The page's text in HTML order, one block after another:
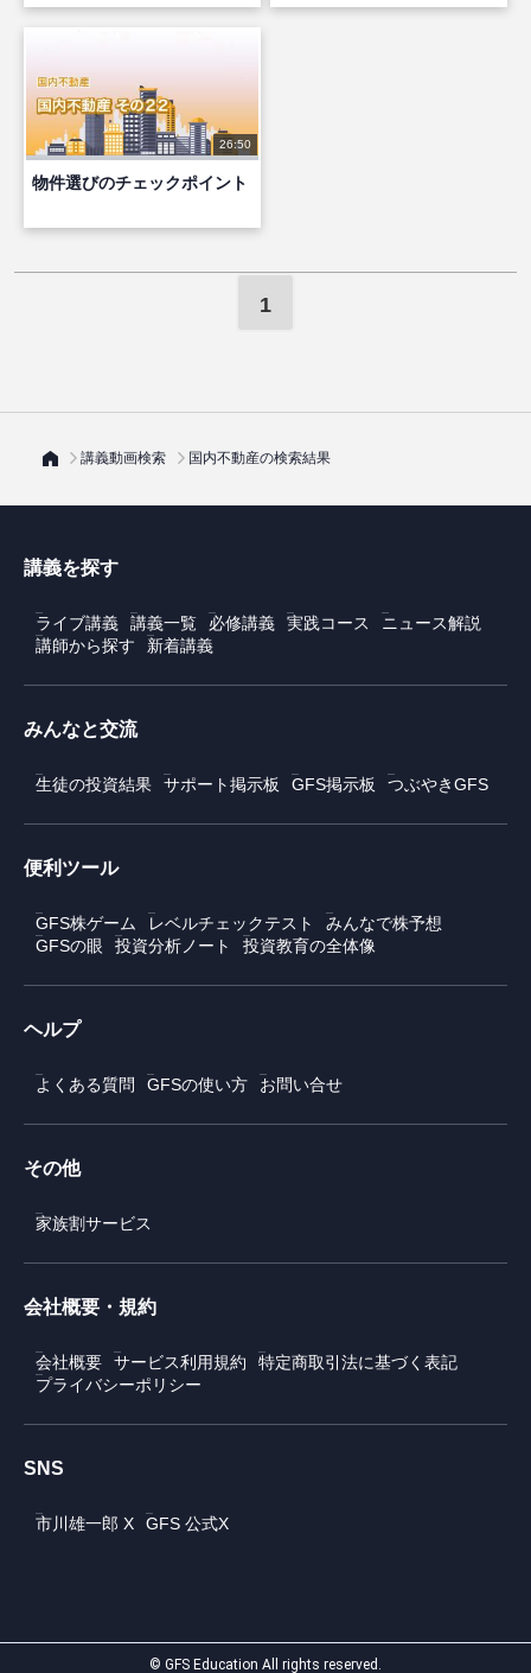
26:50
物件選びのチェックポイント
1
講義動画検索 国内不動産の検索結果
講義を探す
ライブ講義 講義一覧 必修講義 実践コース
ニュース解説
講師から探す
新着講義
みんなと交流
生徒の投資結果 サポート掲示板 GFS掲示板 つぶやきGFS
便利ツール
GFS株ゲーム レベルチェックテスト
みんなで株予想
GFSの眼
投資分析ノート 投資教育の全体像
ヘルプ
よくある質問 GFSの使い方 お問い合せ
その他
家族割サービス
会社概要・規約
会社概要 サービス利用規約
特定商取引法に基づく表記
プライバシーポリシー
SNS
市川雄一郎 X GFS 公式X
© GFS Education All rights reserved.